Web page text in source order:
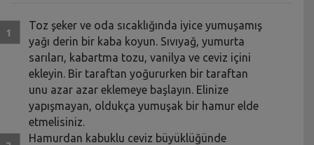
Toz şeker ve oda sıcaklığında iyice yumuşamış
yağı derin bir kaba koyun. Sıvıyağ, yumurta
sarıları, kabartma tozu, vanilya ve ceviz içini
ekleyin. Bir taraftan yoğururken bir taraftan
unu azar azar eklemeye başlayın. Elinize
yapışmayan, oldukça yumuşak bir hamur elde
etmelisiniz.
Hamurdan kabuklu ceviz büyüklüğünde